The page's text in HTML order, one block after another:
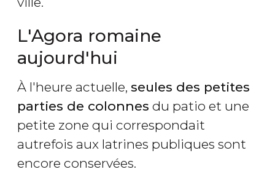
L'Agora romaine
aujourd'hui
À l'heure actuelle, seules des petites
parties de colonnes du patio et une
petite zone qui correspondait
autrefois aux latrines publiques sont
encore conservées.